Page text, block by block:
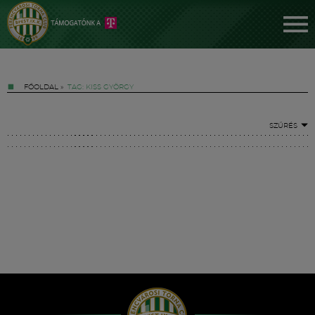
FŐOLDAL » TAG: KISS GYÖRGY
SZŰRÉS
Hírek